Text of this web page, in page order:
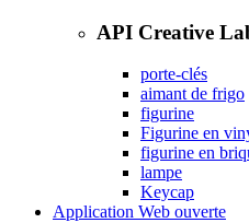
API Creative
porte-clés
aimant de frigo
figurine
Figurine en
figurine en
lampe
Keycap
Application Web ouverte